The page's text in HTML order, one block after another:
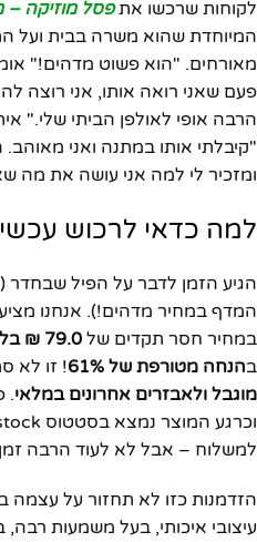
לקוחות שרכשו אתפסל מוזיקה –
המיוחדת שהוא משרה בבית ועל
מאורחים. "הוא פשוט מדהים!"
פעם שאני רואה אותו, אני רוצה
הרבה אופי לאולפן הביתי שלי."
"קיבלתי אותו במתנה ואני מאוהב.
ומזכיר לי למה אני עושה את מה
למה כדאי לרכוש
הגיע הזמן לדבר על הפיל שבחדר
המדף במחיר מדהים!). אנחנו
במחיר חסר תקדים של 79.0 ₪ בלבד
בהנחה מטורפת של 61% ! זו לא
מוגבל ולאבזרים אחרונים במלאי.
למשלוח – אבל לא לעוד הרבה
הזדמנות כזו לא תחזור על עצמה
עיצובי איכותי, בעל משמעות